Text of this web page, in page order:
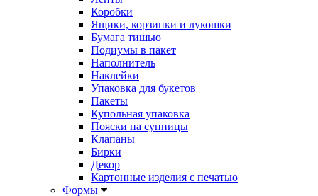
Коробки
Ящики, корзинки и лукошки
Бумага тишью
Подиумы в пакет
Наполнитель
Наклейки
Упаковка для букетов
Пакеты
Купольная упаковка
Пояски на супницы
Клапаны
Бирки
Декор
Картонные изделия с печатью
Формы